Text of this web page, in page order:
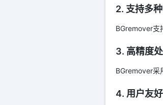
2. 支持多
BGremover支
3. 高精度
BGremover采
4. 用户友